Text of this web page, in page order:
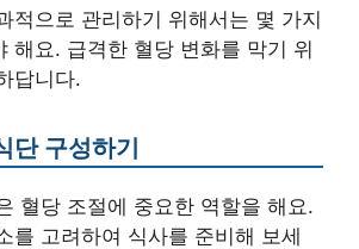
적으로 관리하기 위해서는 몇 가지
해요. 급격한 혈당 변화를 막기 위
답니다.
단 구성하기
혈당 조절에 중요한 역할을 해요.
를 고려하여 식사를 준비해 보세